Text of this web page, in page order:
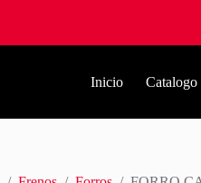
Inicio Catalogo